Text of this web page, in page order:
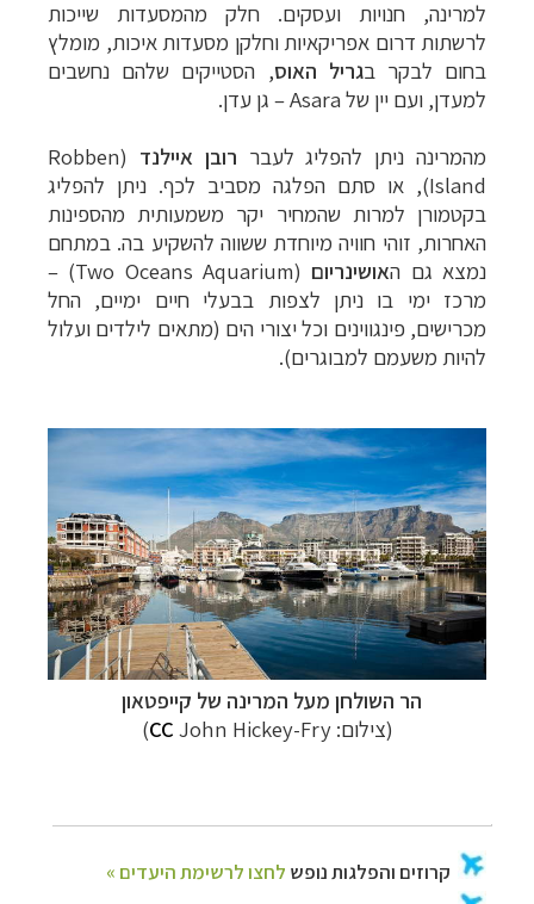
למרינה, חנויות ועסקים. חלק מהמסעדות שייכות
לרשתות דרום אפריקאיות וחלקן מסעדות איכות, מומלץ
בחום לבקר בגריל האוס, הסטייקים שלהם נחשבים
למעדן, ועם יין של Asara– גן עדן.
מהמרינה ניתן להפליג לעבר רובן איילנד
(Robben
Island) , או סתם הפלגה מסביב לכף. ניתן להפליג
בקטמורן למרות שהמחיר יקר משמעותית מהספינות
האחרות, זוהי חוויה מיוחדת ששווה להשקיע בה. במתחם
נמצא גם האושינריום
(Two Oceans Aquarium) –
מרכז ימי בו ניתן לצפות בבעלי חיים ימיים, החל
מכרישים, פינגווינים וכל יצורי הים (מתאים לילדים ועלול
להיות משעמם למבוגרים).
הר השולחן מעל המרינה של קייפטאון
(צילום:
CC John Hickey-Fry)